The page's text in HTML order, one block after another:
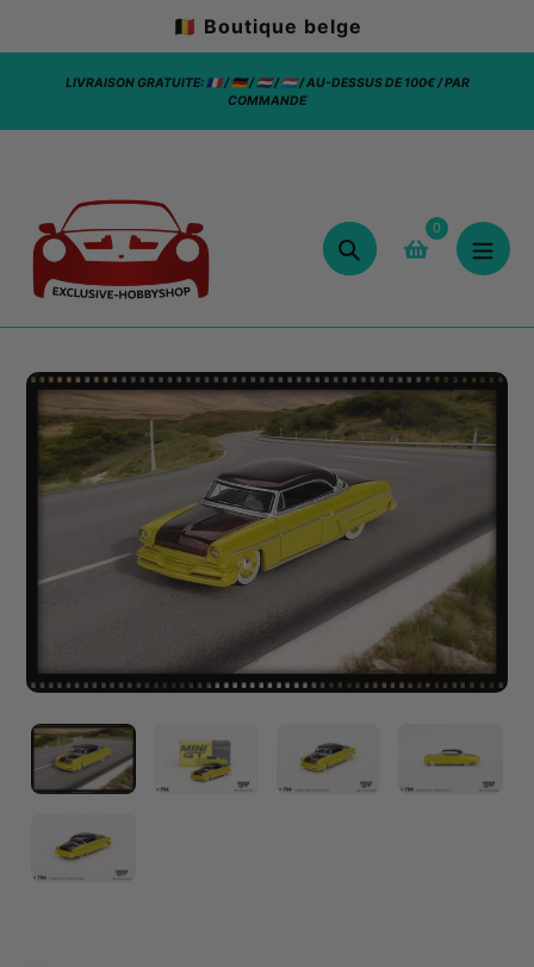
🇧🇪 Boutique belge
LIVRAISON GRATUITE: 🇫🇷 / 🇩🇪 / 🇳🇱 / 🇱🇺 / AU-DESSUS DE 100€ / PAR
COMMANDE
Chercher
0